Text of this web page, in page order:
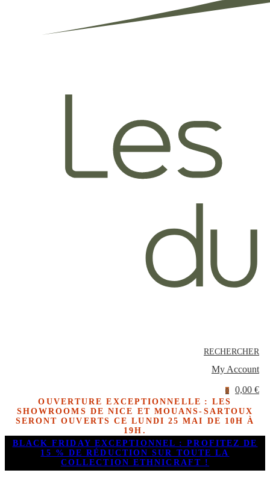
RECHERCHER
My Account
0 0,00 €
OUVERTURE EXCEPTIONNELLE : LES
SHOWROOMS DE NICE ET MOUANS-SARTOUX
SERONT OUVERTS CE LUNDI 25 MAI DE 10H À
19H.
BLACK FRIDAY EXCEPTIONNEL : PROFITEZ DE
15 % DE RÉDUCTION SUR TOUTE LA
COLLECTION ETHNICRAFT !